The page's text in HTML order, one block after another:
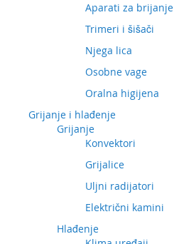
Aparati za brijanje
Trimeri i šišači
Njega lica
Osobne vage
Oralna higijena
Grijanje i hlađenje
Grijanje
Konvektori
Grijalice
Uljni radijatori
Električni kamini
Hlađenje